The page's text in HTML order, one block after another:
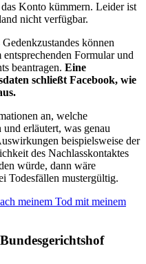
Konto kümmern. Leider ist
nicht verfügbar.
können
Formular und
beantragen. Eine
schließt Facebook, wie
an, welche
erläutert, was genau
beispielsweise der
des Nachlasskontaktes
würde, dann wäre
Todesfällen mustergültig.
meinem Tod mit meinem